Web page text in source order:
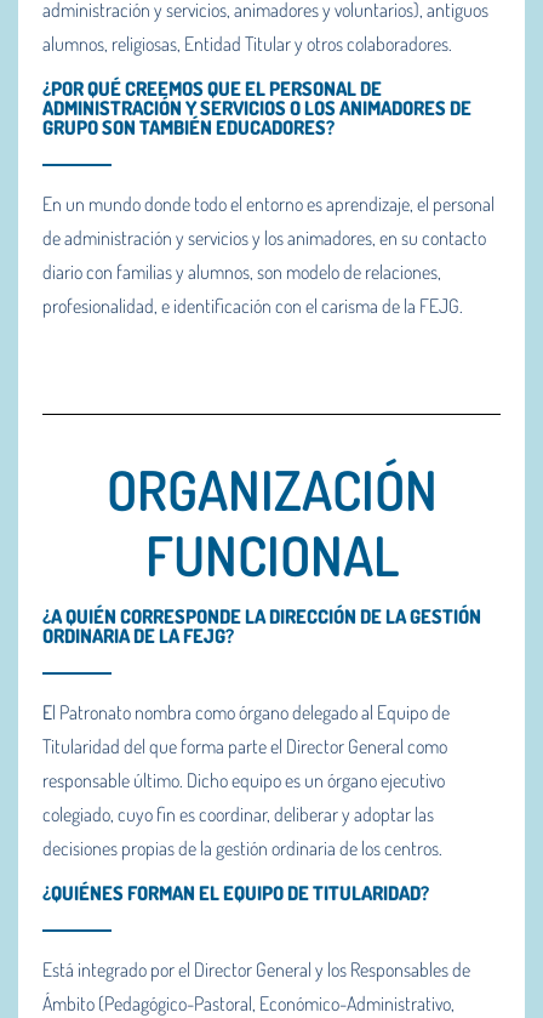
administración y servicios, animadores y voluntarios), antiguos
alumnos, religiosas, Entidad Titular y otros colaboradores.
¿POR QUÉ CREEMOS QUE EL PERSONAL DE
ADMINISTRACIÓN Y SERVICIOS O LOS ANIMADORES DE
GRUPO SON TAMBIÉN EDUCADORES?
En un mundo donde todo el entorno es aprendizaje, el personal
de administración y servicios y los animadores, en su contacto
diario con familias y alumnos, son modelo de relaciones,
profesionalidad, e identificación con el carisma de la FEJG.
ORGANIZACIÓN
FUNCIONAL
¿A QUIÉN CORRESPONDE LA DIRECCIÓN DE LA GESTIÓN
ORDINARIA DE LA FEJG?
El Patronato nombra como órgano delegado al Equipo de
Titularidad del que forma parte el Director General como
responsable último. Dicho equipo es un órgano ejecutivo
colegiado, cuyo fin es coordinar, deliberar y adoptar las
decisiones propias de la gestión ordinaria de los centros.
¿QUIÉNES FORMAN EL EQUIPO DE TITULARIDAD?
Está integrado por el Director General y los Responsables de
Ámbito (Pedagógico-Pastoral, Económico-Administrativo,